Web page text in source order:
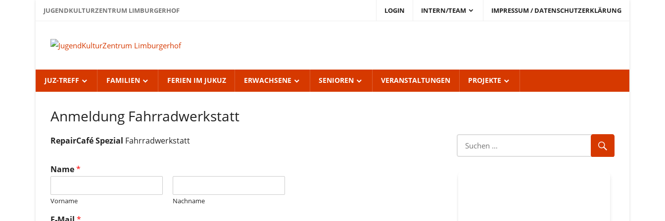
ZumJUGENDKULTURZENTRUM LIMBURGERHOF LOGIN INTERN/TEAM IMPRESSUM / DATENSCHUTZERKLÄRUNG
Limburgerhof
JUZ-TREFF FAMILIEN FERIEN IM JUKUZ ERWACHSENE SENIOREN VERANSTALTUNGEN PROJEKTE
Anmeldung Fahrradwerkstatt
RepairCafé Spezial Fahrradwerkstatt
Name*
Vorname Nachname